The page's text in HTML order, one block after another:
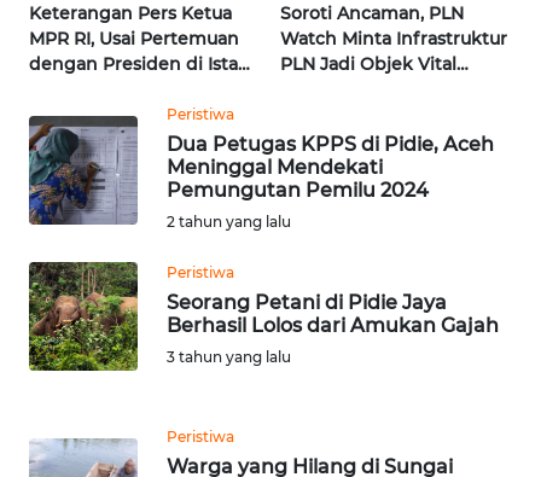
MPR RI, Usai Pertemuan
dengan Presiden di Istana
| Wahana Terkini
Watch Minta Infrastruktur
PLN Jadi Objek Vital
Khusus | Alperklinas
Dua Petugas KPPS di Pidie, Aceh
Meninggal Mendekati
Pemungutan Pemilu 2024
2 tahun yang lalu
Seorang Petani di Pidie Jaya
Berhasil Lolos dari Amukan Gajah
3 tahun yang lalu
Warga yang Hilang di Sungai
Babah Luhung Ditemukan Tak
WN
JATENG
WN
NUSANTARA
WN
WN
JATIM